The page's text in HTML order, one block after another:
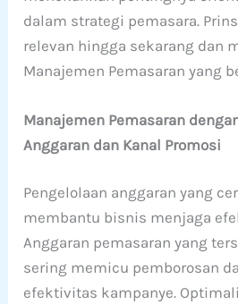
dalam strategi pemasara.
relevan hingga sekarang dan
Manajemen Pemasaran yang
Manajemen Pemasaran
Anggaran dan Kanal Promosi
Pengelolaan anggaran yang
membantu bisnis menjaga
Anggaran pemasaran yang
sering memicu pemborosan
efektivitas kampanye.